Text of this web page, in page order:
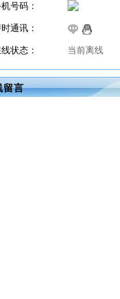
号码：
通讯：
状态： 当前离线
留言